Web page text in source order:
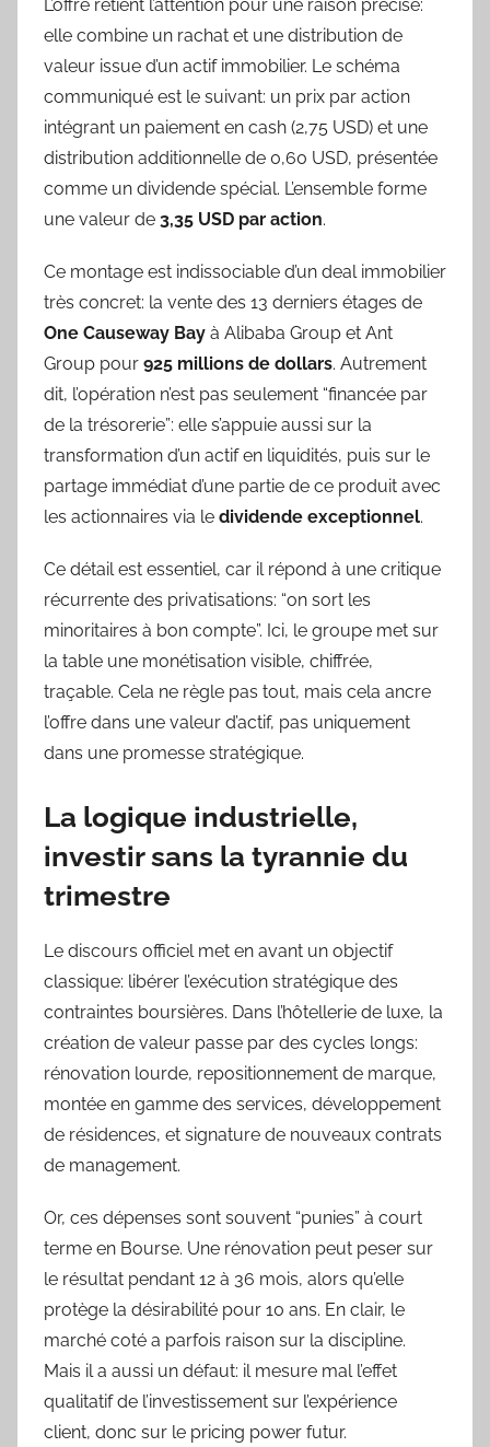
L’offre retient l’attention pour une raison précise:
elle combine un rachat et une distribution de
valeur issue d’un actif immobilier. Le schéma
communiqué est le suivant: un prix par action
intégrant un paiement en cash (2,75 USD) et une
distribution additionnelle de 0,60 USD, présentée
comme un dividende spécial. L’ensemble forme
une valeur de 3,35 USD par action.
Ce montage est indissociable d’un deal immobilier
très concret: la vente des 13 derniers étages de
One Causeway Bay à Alibaba Group et Ant
Group pour 925 millions de dollars. Autrement
dit, l’opération n’est pas seulement “financée par
de la trésorerie”: elle s’appuie aussi sur la
transformation d’un actif en liquidités, puis sur le
partage immédiat d’une partie de ce produit avec
les actionnaires via le dividende exceptionnel.
Ce détail est essentiel, car il répond à une critique
récurrente des privatisations: “on sort les
minoritaires à bon compte”. Ici, le groupe met sur
la table une monétisation visible, chiffrée,
traçable. Cela ne règle pas tout, mais cela ancre
l’offre dans une valeur d’actif, pas uniquement
dans une promesse stratégique.
La logique industrielle,
investir sans la tyrannie du
trimestre
Le discours officiel met en avant un objectif
classique: libérer l’exécution stratégique des
contraintes boursières. Dans l’hôtellerie de luxe, la
création de valeur passe par des cycles longs:
rénovation lourde, repositionnement de marque,
montée en gamme des services, développement
de résidences, et signature de nouveaux contrats
de management.
Or, ces dépenses sont souvent “punies” à court
terme en Bourse. Une rénovation peut peser sur
le résultat pendant 12 à 36 mois, alors qu’elle
protège la désirabilité pour 10 ans. En clair, le
marché coté a parfois raison sur la discipline.
Mais il a aussi un défaut: il mesure mal l’effet
qualitatif de l’investissement sur l’expérience
client, donc sur le pricing power futur.